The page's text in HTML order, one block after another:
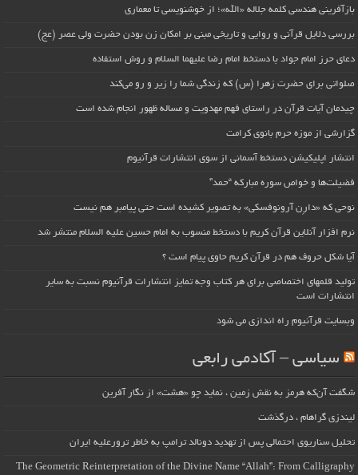
بازآفرینی هندسی کلمه جلاله «الله»؛ از خوشنویسی تا معماری
بررسی دلایل قرآنی و روایی و تاریخی مبنی بر امکان زن بودن حضرت ولی عصر (عج)
دعای حرز امام جواد با دستخط امام رضا علیهما السلام و روش استفاده
صلواتی برای حضرت زهرا (س) که زندگی شما را زیر و رو می‌کند
چیدمان آیات قرآن در راستای فهم مهدویت و مساله ظهور انجام شده است
گزارشی از موزه حرم بانوی کرامت
انتشار اپلیکیشن دستخط آسمانی از سوی انتشارات قرآنیوم
فضیلت‌ها و خواص سوره مبارکه “حمد”
نوحی که «دارِن آرونوفسکی» به تصویر کشیده است حتی پیامبر هم نیست
نرم افزار آنلاین قرآن کریم با دستخط منسوب به امام حسین علیه السلام منتشر شد
آیا شکل حروف هم در قرآن کریم حاوی پیام است ؟
تولید قلمهای اختصاصی برای هر کتاب وجه تمایز انتشارات قرآنیوم نسبت به سایر
انتشارات است
وبسایت قرآنیوم راه اندازی می شود
سیاسی – آکادمی رابعی
شگفت آن‌که هرمز به نقش زمین ، نماید چو «هشت» از نگار آفرین
لیندزی گراهام ، درگذشت
تحلیل سناریوی احتمالی پس از تهدید دونالد ترامپ به خاطر ترورعلیه ایران
The Geometric Reinterpretation of the Divine Name “Allah”: From Calligraphy